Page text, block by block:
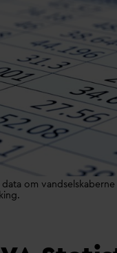
data om